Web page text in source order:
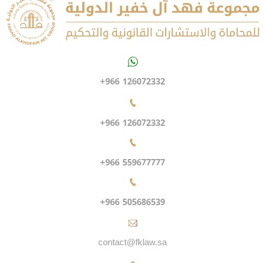
+966 126072332
+966 126072332
+966 559677777
+966 505686539
contact@fklaw.sa